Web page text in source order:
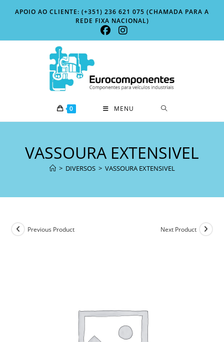
APOIO AO CLIENTE: (+351) 236 621 075 (CHAMADA PARA A
REDE FIXA NACIONAL)
0 MENU
VASSOURA EXTENSIVEL
> DIVERSOS > VASSOURA EXTENSIVEL
Previous Product Next Product